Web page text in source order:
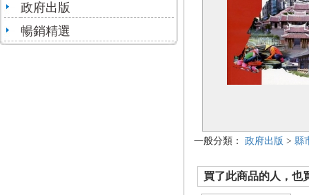
政府出版
暢銷精選
一般分類： 政府出版 > 縣
買了此商品的人，也